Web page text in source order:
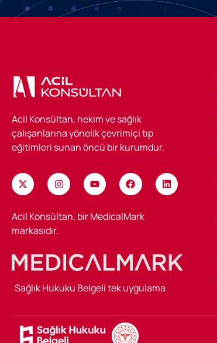
Acil Konsültan, hekim ve sağlık
çalışanlarına yönelik çevrimiçi tıp
eğitimleri sunan öncü bir kurumdur.
Acil Konsültan, bir MedicalMark
markasıdır.
Sağlık Hukuku Belgeli tek uygulama